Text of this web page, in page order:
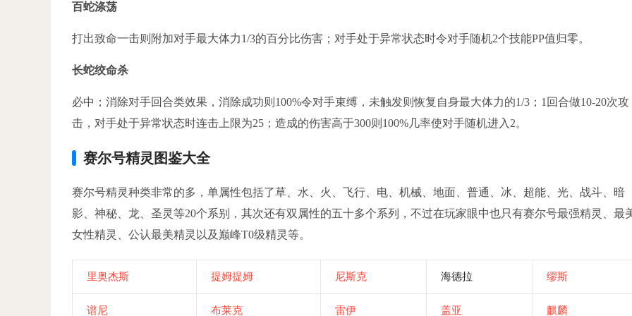
百蛇涤荡
打出致命一击则附加对手最大体力1/3的百分比伤害；对手处于异常状态时令对手随机2个技能PP值归零。
长蛇绞命杀
必中；消除对手回合类效果，消除成功则100%令对手束缚，未触发则恢复自身最大体力的1/3；1回合做10-20次攻
击，对手处于异常状态时连击上限为25；造成的伤害高于300则100%几率使对手随机进入2。
赛尔号精灵图鉴大全
赛尔号精灵种类非常的多，单属性包括了草、水、火、飞行、电、机械、地面、普通、冰、超能、光、战斗、暗
影、神秘、龙、圣灵等20个系别，其次还有双属性的五十多个系列，不过在玩家眼中也只有赛尔号最强精灵、最
女性精灵、公认最美精灵以及巅峰T0级精灵等。
里奥杰斯 提姆提姆 尼斯克 海德拉 缪斯
谱尼 布莱克 雷伊 盖亚 麒麟